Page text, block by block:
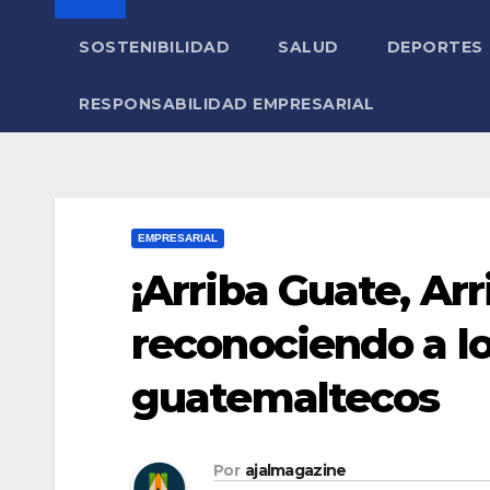
SOSTENIBILIDAD SALUD DEPORTES
RESPONSABILIDAD EMPRESARIAL
EMPRESARIAL
¡Arriba Guate,
reconociendo a
guatemaltecos
Por ajalmagazine